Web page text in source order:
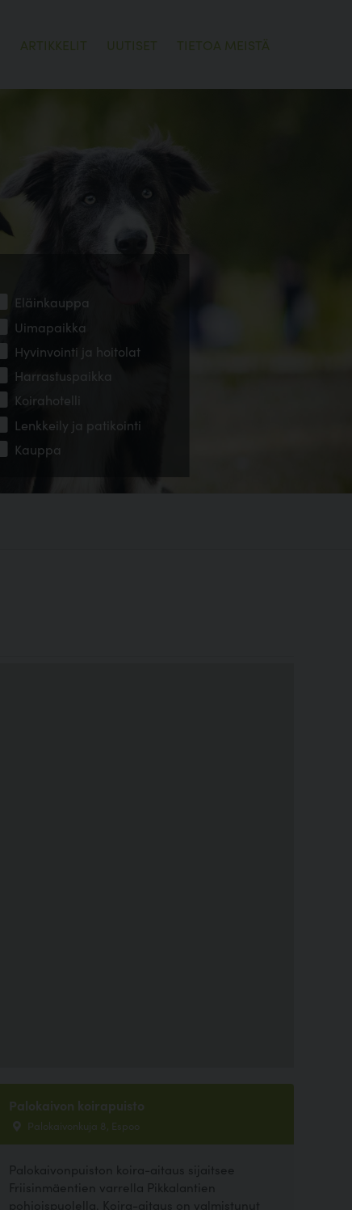
ARTIKKELIT UUTISET TIETOA MEISTÄ
Eläinkauppa
Uimapaikka
Hyvinvointi ja hoitolat
Harrastuspaikka
Koirahotelli
Lenkkeily ja patikointi
Kauppa
Palokaivon koirapuisto
Palokaivonkuja 8, Espoo
Palokaivonpuiston koira-aitaus sijaitsee
Friisinmäentien varrella Pikkalantien
pohjoispuolella. Koira-aitaus on valmistunut